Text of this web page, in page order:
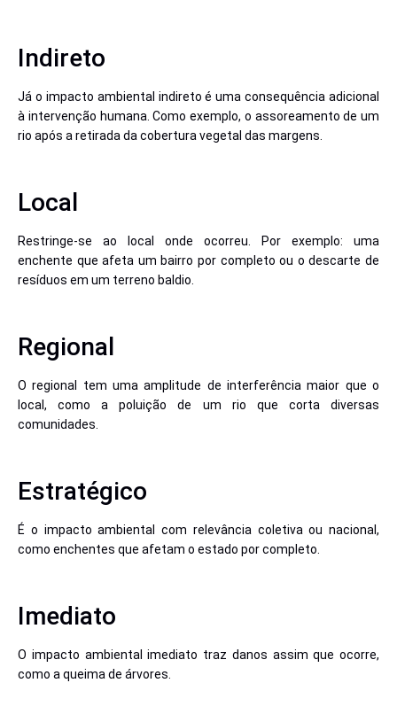
Indireto
Já o impacto ambiental indireto é uma consequência adicional
à intervenção humana. Como exemplo, o assoreamento de um
rio após a retirada da cobertura vegetal das margens.
Local
Restringe-se ao local onde ocorreu. Por exemplo: uma
enchente que afeta um bairro por completo ou o descarte de
resíduos em um terreno baldio.
Regional
O regional tem uma amplitude de interferência maior que o
local, como a poluição de um rio que corta diversas
comunidades.
Estratégico
É o impacto ambiental com relevância coletiva ou nacional,
como enchentes que afetam o estado por completo.
Imediato
O impacto ambiental imediato traz danos assim que ocorre,
como a queima de árvores.